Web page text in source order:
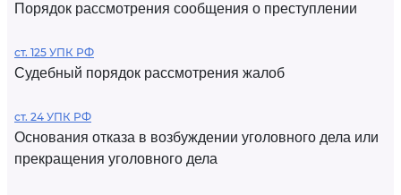
Порядок рассмотрения сообщения о преступлении
ст. 125 УПК РФ
Судебный порядок рассмотрения жалоб
ст. 24 УПК РФ
Основания отказа в возбуждении уголовного дела или
прекращения уголовного дела